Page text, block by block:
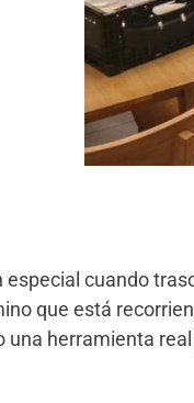
cuando
que está
herramienta